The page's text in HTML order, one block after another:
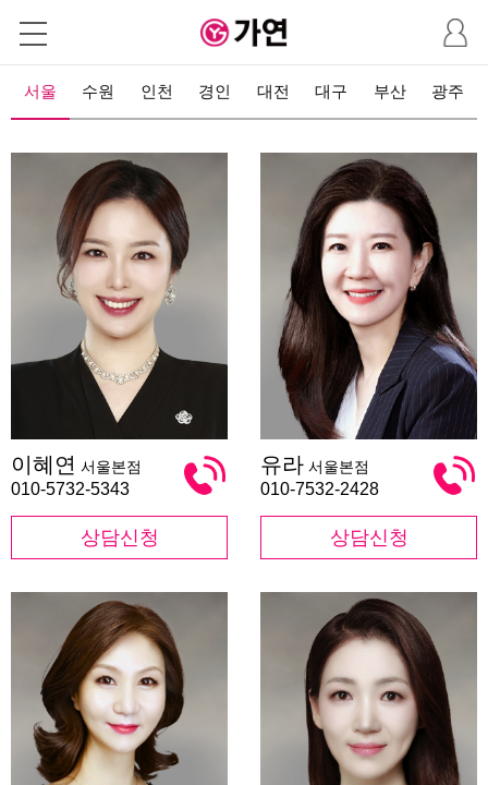
마
이
지
서울 수원 인천 경인 대전 대구 부산 광주
혜
연
이혜연 서울본점
010-5732-5343
상담신청
라
유라 서울본점
010-7532-2428
상담신청